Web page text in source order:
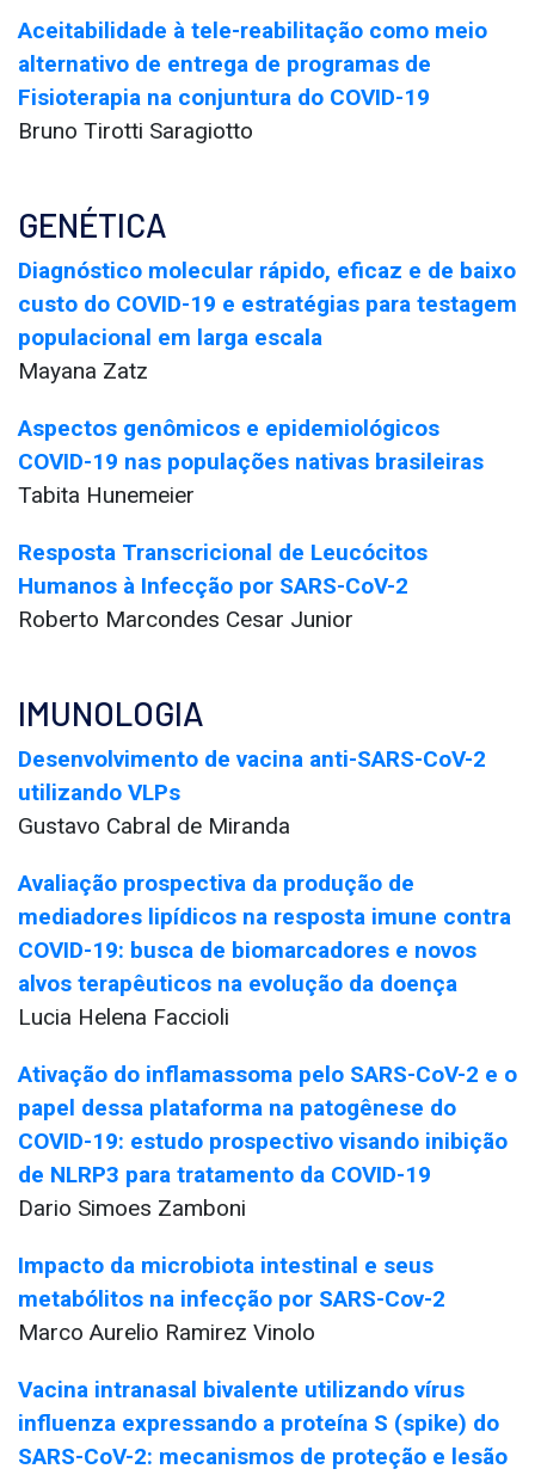
Aceitabilidade à tele-reabilitação como meio
alternativo de entrega de programas de
Fisioterapia na conjuntura do COVID-19
Bruno Tirotti Saragiotto
GENÉTICA
Diagnóstico molecular rápido, eficaz e de baixo
custo do COVID-19 e estratégias para testagem
populacional em larga escala
Mayana Zatz
Aspectos genômicos e epidemiológicos
COVID-19 nas populações nativas brasileiras
Tabita Hunemeier
Resposta Transcricional de Leucócitos
Humanos à Infecção por SARS-CoV-2
Roberto Marcondes Cesar Junior
IMUNOLOGIA
Desenvolvimento de vacina anti-SARS-CoV-2
utilizando VLPs
Gustavo Cabral de Miranda
Avaliação prospectiva da produção de
mediadores lipídicos na resposta imune contra
COVID-19: busca de biomarcadores e novos
alvos terapêuticos na evolução da doença
Lucia Helena Faccioli
Ativação do inflamassoma pelo SARS-CoV-2 e o
papel dessa plataforma na patogênese do
COVID-19: estudo prospectivo visando inibição
de NLRP3 para tratamento da COVID-19
Dario Simoes Zamboni
Impacto da microbiota intestinal e seus
metabólitos na infecção por SARS-Cov-2
Marco Aurelio Ramirez Vinolo
Vacina intranasal bivalente utilizando vírus
influenza expressando a proteína S (spike) do
SARS-CoV-2: mecanismos de proteção e lesão